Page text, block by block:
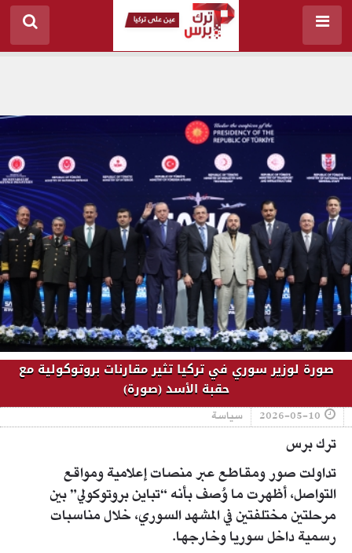
صورة لوزير سوري في تركيا تثير مقارنات بروتوكولية مع
حقبة الأسد (صورة)
2026-05-10 سياسة
ترك برس
تداولت صور ومقاطع عبر منصات إعلامية ومواقع
التواصل، أظهرت ما وُصف بأنه “تباين بروتوكولي” بين
مرحلتين مختلفتين في المشهد السوري، خلال مناسبات
رسمية داخل سوريا وخارجها.